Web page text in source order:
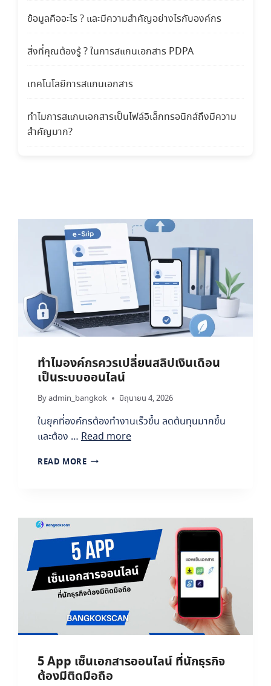
ข้อมูลคืออะไร ? และมีความสำคัญอย่างไรกับองค์กร
สิ่งที่คุณต้องรู้ ? ในการสแกนเอกสาร PDPA
เทคโนโลยีการสแกนเอกสาร
ทำไมการสแกนเอกสารเป็นไฟล์อิเล็กทรอนิกส์ถึงมีความ
สำคัญมาก?
ทำไมองค์กรควรเปลี่ยนสลิปเงินเดือน
เป็นระบบออนไลน์
Byadmin_bangkok มิถุนายน 4, 2026
ในยุคที่องค์กรต้องทำงานเร็วขึ้น ลดต้นทุนมากขึ้น
และต้อง … Read more
READ MOREทำ
ค์
ร
ค
ร
เ
ลี่
ย
ลิ
ป
5 App เซ็นเอกสารออนไลน์ ที่นักธุรกิจ
ต้องมีติดมือถือ